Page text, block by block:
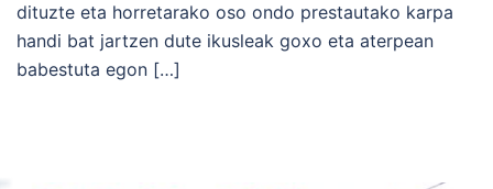
dituzte eta horretarako oso ondo prestautako karpa
handi bat jartzen dute ikusleak goxo eta aterpean
babestuta egon […]